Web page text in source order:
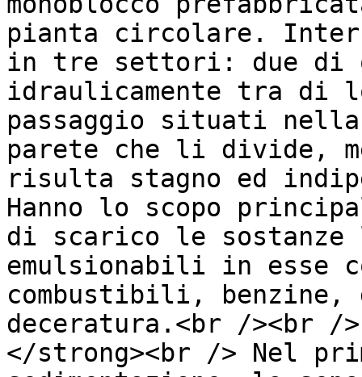
pianta circolare.
in tre settori: due di
idraulicamente tra
passaggio situati
parete che li divide,
risulta stagno ed
Hanno lo scopo
di scarico le sostanze
emulsionabili in esse
combustibili,
deceratura.<br /><br />
</strong><br /> Nel